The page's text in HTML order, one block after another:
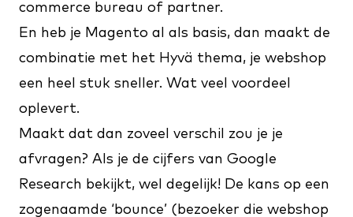
commerce bureau of partner.
En heb je Magento al als basis, dan maakt de
combinatie met het Hyvä thema, je webshop
een heel stuk sneller. Wat veel voordeel
oplevert.
Maakt dat dan zoveel verschil zou je je
afvragen? Als je de cijfers van Google
Research bekijkt, wel degelijk! De kans op een
zogenaamde ‘bounce’ (bezoeker die webshop